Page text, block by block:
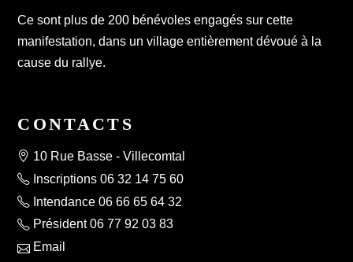
Ce sont plus de 200 bénévoles engagés sur cette
manifestation, dans un village entièrement dévoué à la
cause du rallye.
CONTACTS
10 Rue Basse - Villecomtal
Inscriptions 06 32 14 75 60
Intendance 06 66 65 64 32
Président 06 77 92 03 83
Email